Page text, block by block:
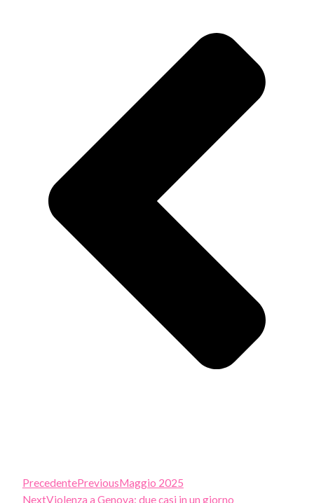
PrecedentePreviousMaggio 2025
NextViolenza a Genova: due casi in un giorno